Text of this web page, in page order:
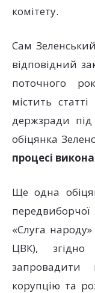
комітету.
Сам
відповідний
поточного
містить
держзради
обіцянка
процесі
Ще одна
передвиборчої
«Слуга
ЦВК),
запровадити
корупцію та